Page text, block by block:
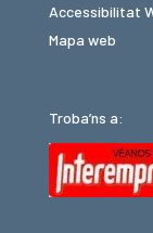
Accessibilitat
Mapa web
Troba’ns a: